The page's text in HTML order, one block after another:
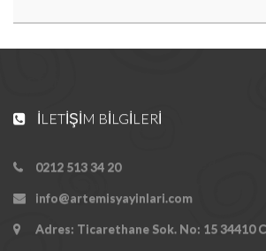
İLETIŞIM BILGILERI
0212 513 34 20
info@artemisyayinlari.com
Adres: Ticarethane Sok. No: 15 34410